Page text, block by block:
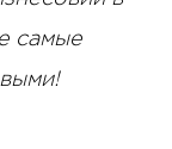
самые